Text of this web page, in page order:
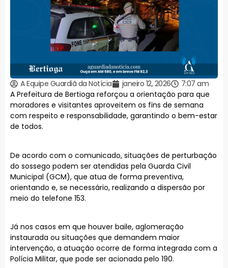
A Equipe Guardiã da Notícia janeiro 12, 2026
7:07 am
A Prefeitura de Bertioga reforçou a orientação para que
moradores e visitantes aproveitem os fins de semana
com respeito e responsabilidade, garantindo o bem-estar
de todos.
De acordo com o comunicado, situações de perturbação
do sossego podem ser atendidas pela Guarda Civil
Municipal (GCM), que atua de forma preventiva,
orientando e, se necessário, realizando a dispersão por
meio do telefone 153.
Já nos casos em que houver baile, aglomeração
instaurada ou situações que demandem maior
intervenção, a atuação ocorre de forma integrada com a
Polícia Militar, que pode ser acionada pelo 190.